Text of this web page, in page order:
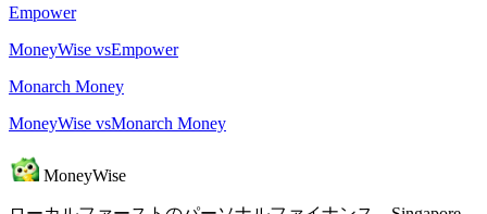
Empower
MoneyWise vsEmpower
Monarch Money
MoneyWise vsMonarch Money
MoneyWise